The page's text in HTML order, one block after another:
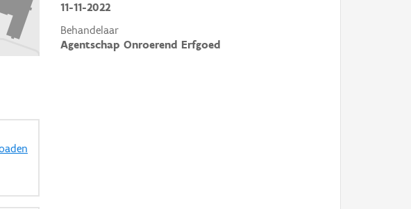
11-11-2022
Behandelaar
Agentschap Onroerend Erfgoed